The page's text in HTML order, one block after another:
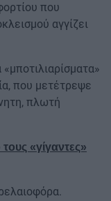
που
αγγίζει
που μετέτρεψε
πλωτή
«γίγαντες»